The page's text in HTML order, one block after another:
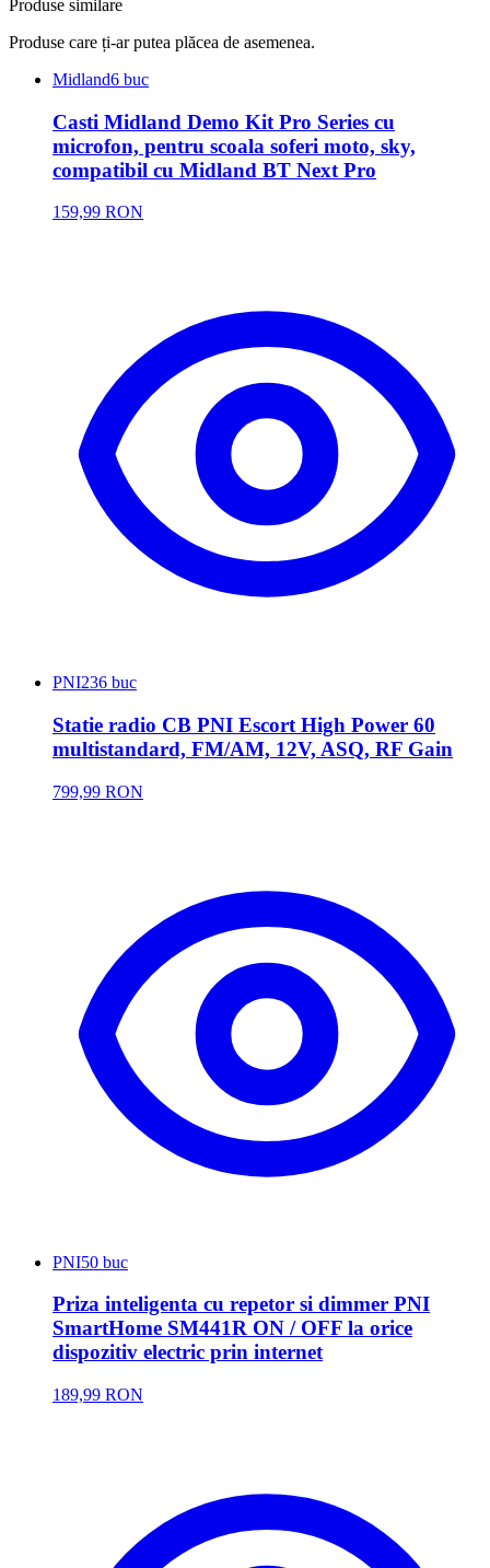
Produse similare
Produse care ți-ar putea plăcea de asemenea.
Midland6 buc
Casti Midland Demo Kit Pro Series cu
microfon, pentru scoala soferi moto, sky,
compatibil cu Midland BT Next Pro
159,99 RON
PNI236 buc
Statie radio CB PNI Escort High Power 60
multistandard, FM/AM, 12V, ASQ, RF Gain
799,99 RON
PNI50 buc
Priza inteligenta cu repetor si dimmer PNI
SmartHome SM441R ON / OFF la orice
dispozitiv electric prin internet
189,99 RON